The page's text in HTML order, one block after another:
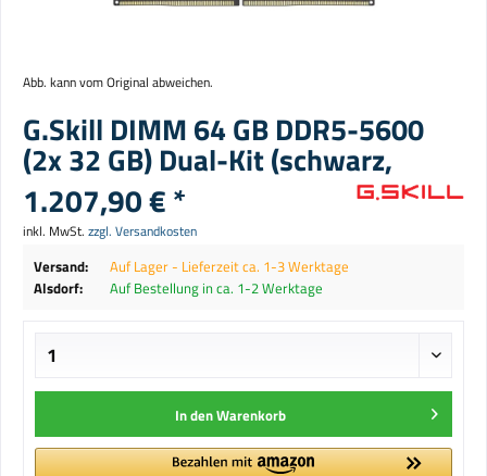
Abb. kann vom Original abweichen.
G.Skill DIMM 64 GB DDR5-5600
(2x 32 GB) Dual-Kit (schwarz,
1.207,90 € *
inkl. MwSt. zzgl. Versandkosten
Versand:
Auf Lager - Lieferzeit ca. 1-3 Werktage
Alsdorf:
Auf Bestellung in ca. 1-2 Werktage
In denWarenkorb